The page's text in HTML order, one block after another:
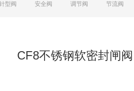
型阀 安全阀 调节阀 节流阀
CF8不锈钢软密封闸阀